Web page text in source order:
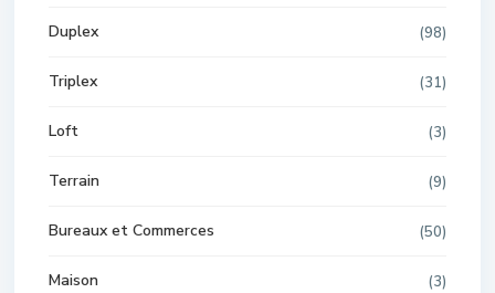
Duplex (98)
Triplex (31)
Loft (3)
Terrain (9)
Bureaux et Commerces (50)
Maison (3)